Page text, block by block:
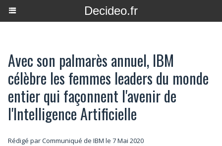
Decideo.fr
Avec son palmarès annuel, IBM
célèbre les femmes leaders du monde
entier qui façonnent l'avenir de
l'Intelligence Artificielle
Rédigé par Communiqué de IBM le 7 Mai 2020